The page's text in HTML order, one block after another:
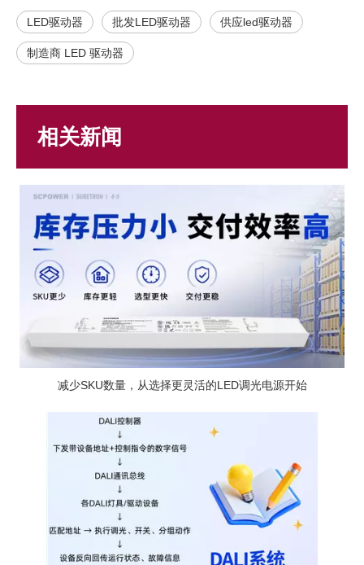
LED驱动器 批发LED驱动器 供应led驱动器
制造商 LED 驱动器
相关新闻
减少SKU数量，从选择更灵活的LED调光电源开始